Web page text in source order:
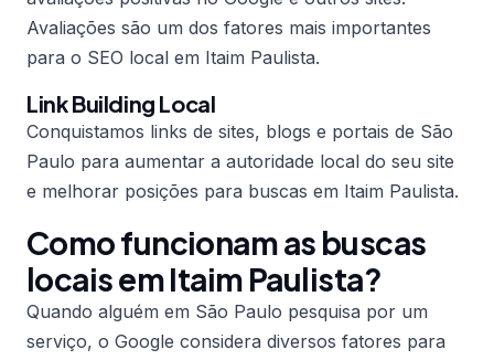
Avaliações são um dos fatores mais importantes
para o SEO local em Itaim Paulista.
Link Building Local
Conquistamos links de sites, blogs e portais de São
Paulo para aumentar a autoridade local do seu site
e melhorar posições para buscas em Itaim Paulista.
Como funcionam as buscas
locais em Itaim Paulista?
Quando alguém em São Paulo pesquisa por um
serviço, o Google considera diversos fatores para